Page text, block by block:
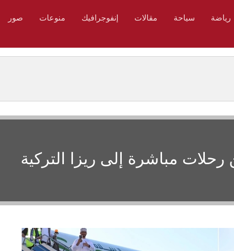
رياضة سياحة مقالات إنفوجرافيك منوعات صور
مباشرة إلى ريزا التركية